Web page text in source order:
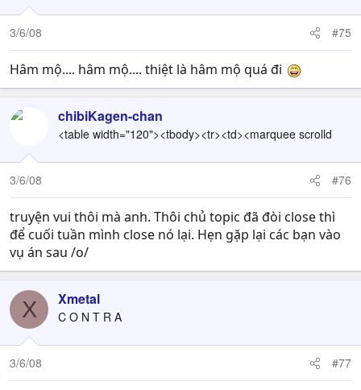
3/6/08 #75
Hâm mộ.... hâm mộ.... thiệt là hâm mộ quá đi
chibiKagen-chan
<table width="120"><tbody><tr><td><marquee scrolld
3/6/08 #76
truyện vui thôi mà anh. Thôi chủ topic đã đòi close thì
để cuối tuần mình close nó lại. Hẹn gặp lại các bạn vào
vụ án sau /o/
X Xmetal
C O N T R A
3/6/08 #77